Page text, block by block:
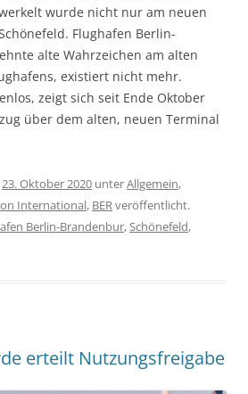
wurde nicht nur am neuen
Flughafen Berlin-
alte Wahrzeichen am alten
existiert nicht mehr.
zeigt sich seit Ende Oktober
über dem alten, neuen Terminal
23. Oktober 2020 unterAllgemein,
International, BER veröffentlicht.
Berlin-Brandenbur, Schönefeld,
erteilt Nutzungsfreigabe